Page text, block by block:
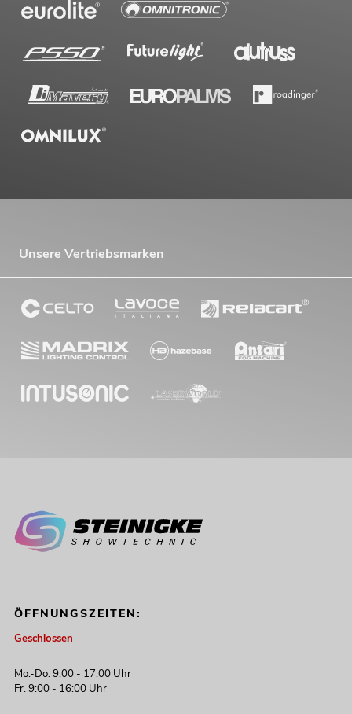
Unsere Vertriebsmarken
ÖFFNUNGSZEITEN:
Geschlossen
Mo.-Do. 9:00 - 17:00 Uhr
Fr. 9:00 - 16:00 Uhr